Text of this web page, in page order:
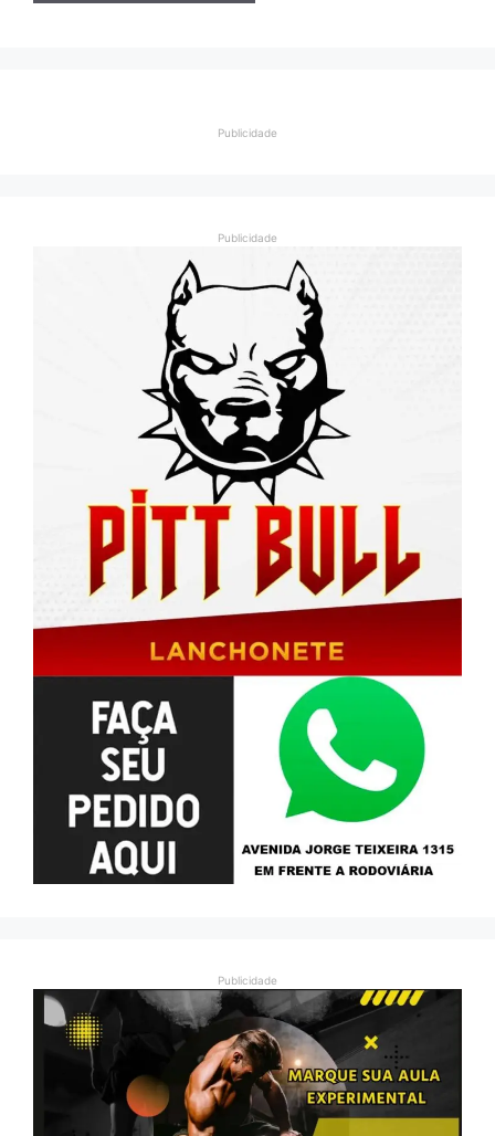
Publicidade
Publicidade
Publicidade